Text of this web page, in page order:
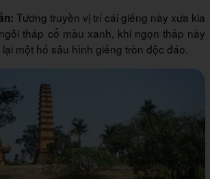
Tương truyền vị trí cái giếng này xưa kia
tháp cổ màu xanh, khi ngọn tháp này
một hố sâu hình giếng tròn độc đáo.